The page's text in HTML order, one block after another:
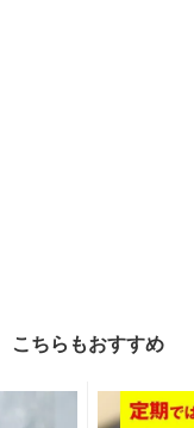
こちらもおすすめ